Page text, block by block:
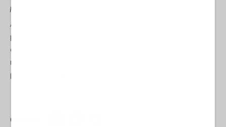
per la patria?»
A questa domanda, la storia risponde senza ambiguità: le
potenze coloniali possono abbattere città, umiliare corpi e
cancellare nomi dalle mappe, ma non possono estirpare la
radice. La resistenza non è un’eccezione, è l’eredità profonda dei
popoli che non accettano di piegarsi.
Condividi: